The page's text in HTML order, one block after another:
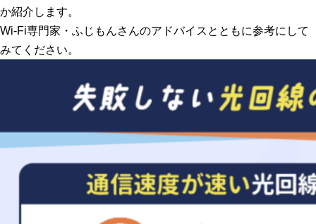
か紹介します。
Wi-Fi専門家・ふじもんさんのアドバイスとともに参考にして
みてください。